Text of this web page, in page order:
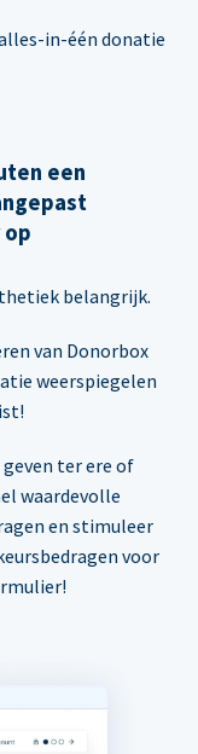
in-één donatie
een
belangrijk.
van Donorbox
weerspiegelen
ter ere of
waardevolle
en stimuleer
voor